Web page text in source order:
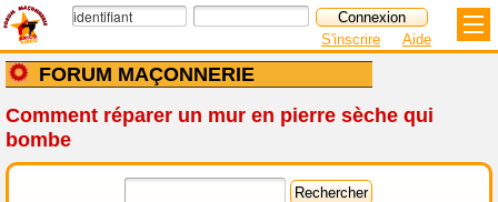
FORUM MAÇONNERIE
S'inscrire Aide
Comment réparer un mur en pierre sèche qui
bombe